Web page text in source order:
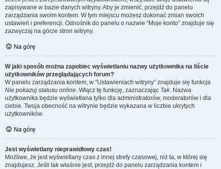
zapisywane w bazie danych witryny. Aby je zmienić, przejdź do panelu
zarządzania swoim kontem. W tym miejscu możesz dokonać zmian swoich
ustawień i preferencji. Odnośnik do panelu o nazwie “Moje konto” znajduje się
zazwyczaj na górze stron witryny.
Na górę
W jaki sposób można zapobiec wyświetlaniu nazwy użytkownika na liście
użytkowników przeglądających forum?
W panelu zarządzania kontem, w “Ustawieniach witryny” znajduje się funkcja
Nie pokazuj statusu online. Włącz tę funkcję, zaznaczając Tak. Nazwa
użytkownika będzie wyświetlana tylko dla administratorów, moderatorów i dla
ciebie. Twoja obecność na witrynie będzie wykazana w liczbie ukrytych
użytkowników.
Na górę
Jest wyświetlany nieprawidłowy czas!
Możliwe, że jest wyświetlany czas z innej strefy czasowej, niż ta, w której się
znajdujesz. Jeśli tak właśnie jest, przejdź do panelu zarządzania kontem i